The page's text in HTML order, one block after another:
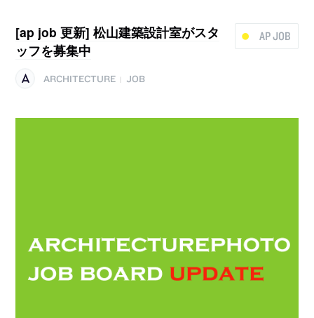
AP JOB
[ap job 更新] 松山建築設計室がスタ
ッフを募集中
ARCHITECTURE JOB